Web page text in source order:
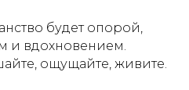
будет опорой,
и вдохновением.
ощущайте, живите.